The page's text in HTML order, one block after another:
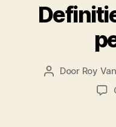
Berichtauteur
Door Roy